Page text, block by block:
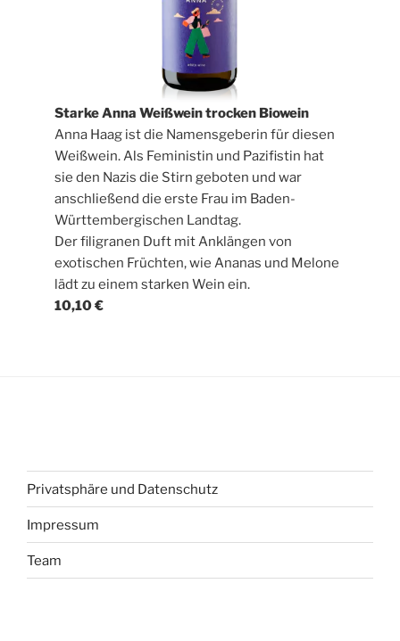
Starke Anna Weißwein trocken Biowein
Anna Haag ist die Namensgeberin für diesen
Weißwein. Als Feministin und Pazifistin hat
sie den Nazis die Stirn geboten und war
anschließend die erste Frau im Baden-
Württembergischen Landtag.
Der filigranen Duft mit Anklängen von
exotischen Früchten, wie Ananas und Melone
lädt zu einem starken Wein ein.
10,10 €
Privatsphäre und Datenschutz
Impressum
Team